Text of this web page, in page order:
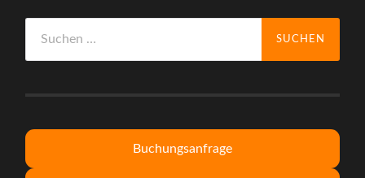
nach:
Buchungsanfrage